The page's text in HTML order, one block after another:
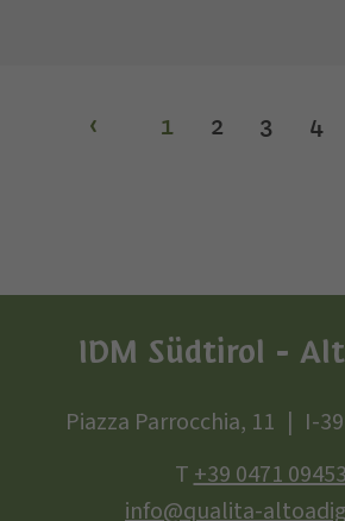
‹ 1 2 3 4
IDM Südtirol -
Piazza Parrocchia, 11
I-
T+39 0471
info@qualita-